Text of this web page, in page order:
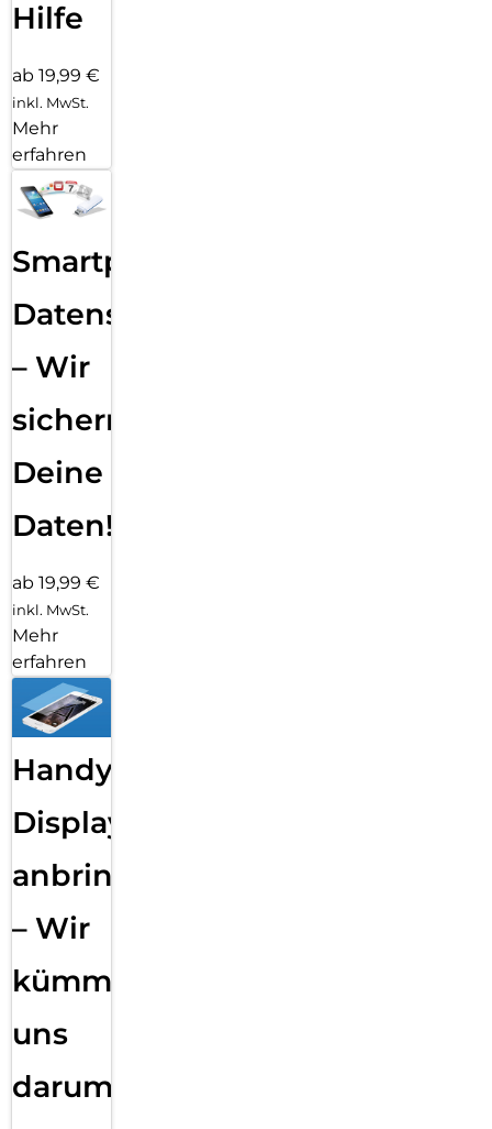
Hilfe
ab 19,99 €
inkl. MwSt.
Mehr
erfahren
Smartphone
Datensicherung
– Wir
sichern
Deine
Daten!
ab 19,99 €
inkl. MwSt.
Mehr
erfahren
Handy
Displayfolie
anbringen
– Wir
kümmern
uns
darum!